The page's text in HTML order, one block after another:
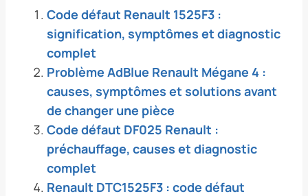
Code défaut Renault 1525F3 :
signification, symptômes et diagnostic
complet
Problème AdBlue Renault Mégane 4 :
causes, symptômes et solutions avant
de changer une pièce
Code défaut DF025 Renault :
préchauffage, causes et diagnostic
complet
Renault DTC1525F3 : code défaut